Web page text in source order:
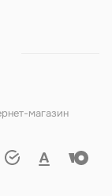
магазин